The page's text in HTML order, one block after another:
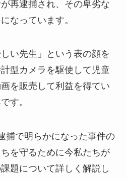
再逮捕され、その卑劣な
なっています。
い先生」という表の顔を
型カメラを駆使して児童
を販売して利益を得てい
す。
捕で明らかになった事件の
を守るために今私たちが
題について詳しく解説し